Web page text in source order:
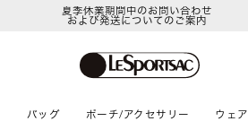
夏季休業期間中のお問い合わせ
および発送についてのご案内
バッグ ポーチ/アクセサリー ウェア